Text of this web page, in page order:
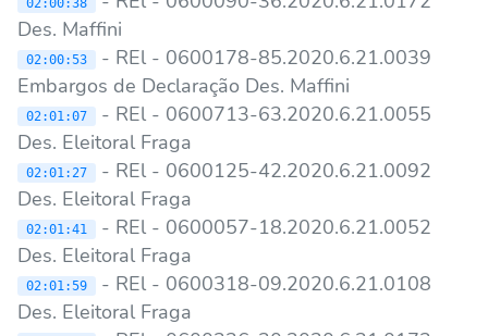
Des. Maffini
02:00:53
- REl - 0600178-85.2020.6.21.0039
Embargos de Declaração Des. Maffini
02:01:07
- REl - 0600713-63.2020.6.21.0055
Des. Eleitoral Fraga
02:01:27
- REl - 0600125-42.2020.6.21.0092
Des. Eleitoral Fraga
02:01:41
- REl - 0600057-18.2020.6.21.0052
Des. Eleitoral Fraga
02:01:59
- REl - 0600318-09.2020.6.21.0108
Des. Eleitoral Fraga